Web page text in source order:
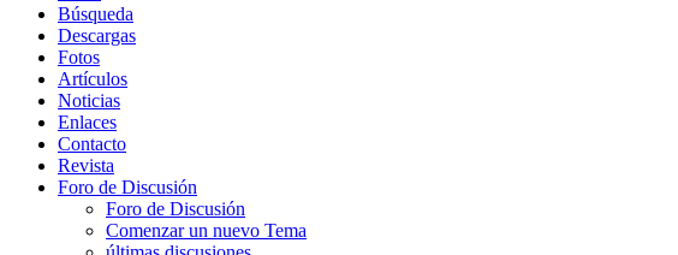
Búsqueda
Descargas
Fotos
Artículos
Noticias
Enlaces
Contacto
Revista
Foro de Discusión
Foro de Discusión
Comenzar un nuevo Tema